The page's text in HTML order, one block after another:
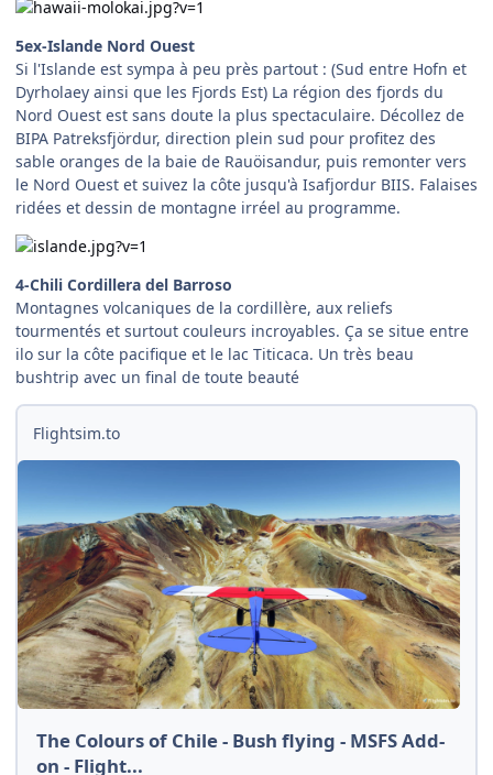
5ex-Islande Nord Ouest
Si l'Islande est sympa à peu près partout : (Sud entre Hofn et
Dyrholaey ainsi que les Fjords Est) La région des fjords du
Nord Ouest est sans doute la plus spectaculaire. Décollez de
BIPA Patreksfjördur, direction plein sud pour profitez des
sable oranges de la baie de Rauöisandur, puis remonter vers
le Nord Ouest et suivez la côte jusqu'à Isafjordur BIIS. Falaises
ridées et dessin de montagne irréel au programme.
4-Chili Cordillera del Barroso
Montagnes volcaniques de la cordillère, aux reliefs
tourmentés et surtout couleurs incroyables. Ça se situe entre
ilo sur la côte pacifique et le lac Titicaca. Un très beau
bushtrip avec un final de toute beauté
Flightsim.to
The Colours of Chile - Bush flying - MSFS Add-
on - Flight...